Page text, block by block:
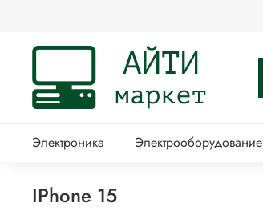
Электроника Электрооборудование
iPhone 15